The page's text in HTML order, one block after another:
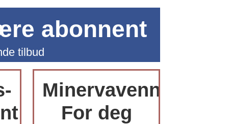
abonnent
tilbud
Minervavenn:
For deg